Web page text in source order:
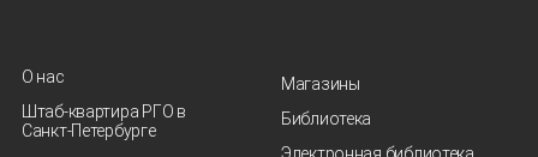
О нас
Штаб-квартира РГО в
Санкт‑Петербурге
Магазины
Библиотека